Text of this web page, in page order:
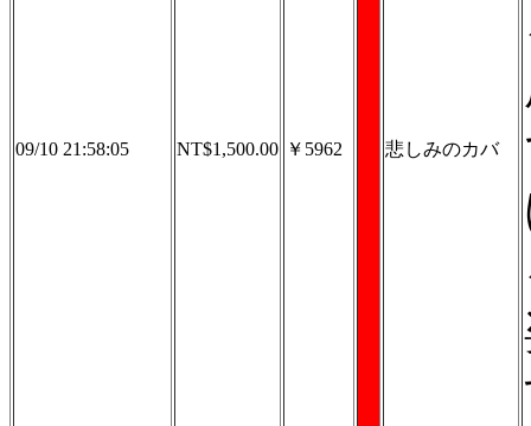
09/10 21:58:05 NT$1,500.00 ￥5962 悲しみのカバ